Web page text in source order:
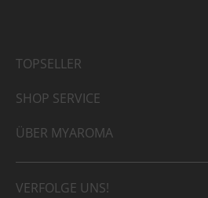
TOPSELLER
SHOP SERVICE
ÜBER MYAROMA
VERFOLGE UNS!